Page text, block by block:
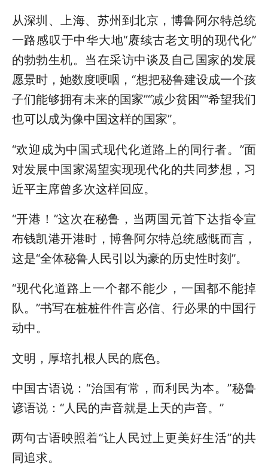
从深圳、上海、苏州到北京，博鲁阿尔特总统
一路感叹于中华大地“赓续古老文明的现代化”
的勃勃生机。当在采访中谈及自己国家的发展
愿景时，她数度哽咽，“想把秘鲁建设成一个孩
子们能够拥有未来的国家”“减少贫困”“希望我们
也可以成为像中国这样的国家”。
“欢迎成为中国式现代化道路上的同行者。”面
对发展中国家渴望实现现代化的共同梦想，习
近平主席曾多次这样回应。
“开港！”这次在秘鲁，当两国元首下达指令宣
布钱凯港开港时，博鲁阿尔特总统感慨而言，
这是“全体秘鲁人民引以为豪的历史性时刻”。
“现代化道路上一个都不能少，一国都不能掉
队。”书写在桩桩件件言必信、行必果的中国行
动中。
文明，厚培扎根人民的底色。
中国古语说：“治国有常，而利民为本。”秘鲁
谚语说：“人民的声音就是上天的声音。”
两句古语映照着“让人民过上更美好生活”的共
同追求。